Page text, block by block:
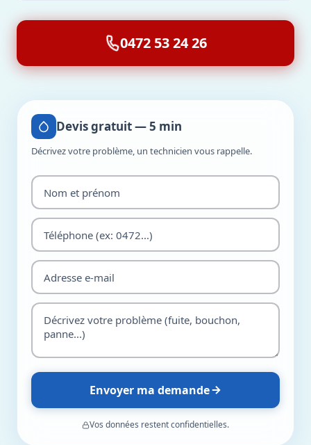
0472 53 24 26
Devis gratuit — 5 min
Décrivez votre problème, un technicien vous rappelle.
Envoyer ma demande
Vos données restent confidentielles.